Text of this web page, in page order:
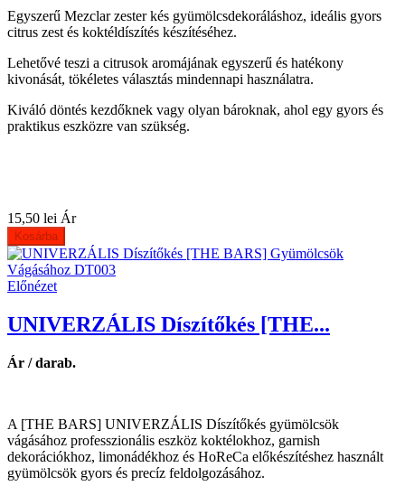
Egyszerű Mezclar zester kés gyümölcsdekoráláshoz, ideális gyors
citrus zest és koktéldíszítés készítéséhez.
Lehetővé teszi a citrusok aromájának egyszerű és hatékony
kivonását, tökéletes választás mindennapi használatra.
Kiváló döntés kezdőknek vagy olyan bároknak, ahol egy gyors és
praktikus eszközre van szükség.
15,50 lei Ár
Kosárba
Előnézet
UNIVERZÁLIS Díszítőkés [THE...
Ár / darab.
A [THE BARS] UNIVERZÁLIS Díszítőkés gyümölcsök
vágásához professzionális eszköz koktélokhoz, garnish
dekorációkhoz, limonádékhoz és HoReCa előkészítéshez használt
gyümölcsök gyors és precíz feldolgozásához.